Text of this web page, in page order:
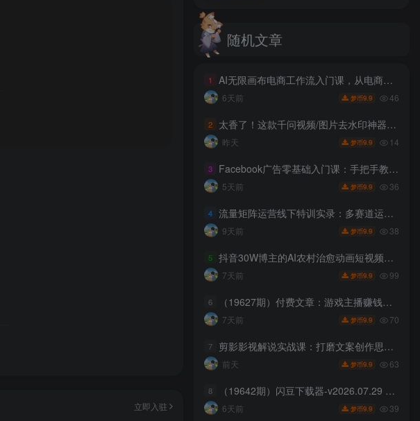
立即入驻
随机文章
1 AI无限画布电商工作流入门课，从电商图片、详情页、带货视频到TK亚马逊产品上架模板实战,一套课程搞定
6天前 梦币9.9 46
2 太香了！这款千问视频/图片去水印神器，一键搞定烦人水印，本地完全免费，浏览器拓展插件
昨天 梦币9.9 14
3 Facebook广告零基础入门课：手把手教学账号开户搭建，吃透广告架构与数据分析调整
5天前 梦币9.9 36
4 流量矩阵运营线下特训实录：多赛道运营全套SOP文档，矩阵获客与流量打法深度拆解
9天前 梦币9.9 38
5 抖音30W博主的AI农村治愈动画短视频全套课｜单条涨粉1W，0基础解锁伙伴计划+精选收益，日入400+
7天前 梦币9.9 99
6 （19627期）付费文章：游戏主播赚钱的6种盈利模式，一小时怎么也能赚50-200元
7天前 梦币9.9 70
7 剪影影视解说实战课：打磨文案创作思路，熟练配音处理手法，快速上手解说制作
前天 梦币9.9 63
8 （19642期）闪豆下载器-v2026.07.29 多平台视频批量下载软件
6天前 梦币9.9 39